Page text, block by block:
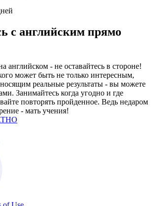
с английским прямо
английском - не оставайтесь в стороне!
может быть не только интересным,
реальные результаты - вы можете
Занимайтесь когда угодно и где
повторять пройденное. Ведь недаром
- мать учения!